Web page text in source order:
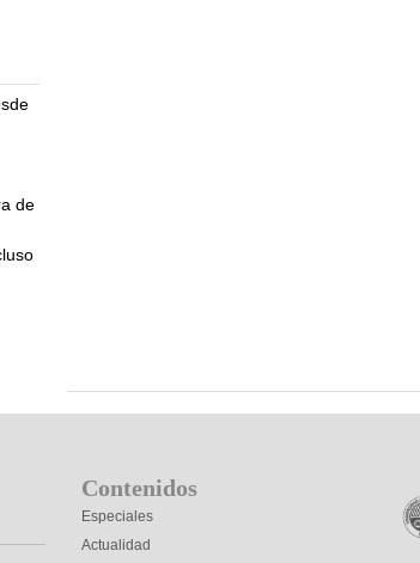
de
Contenidos
Especiales
Actualidad